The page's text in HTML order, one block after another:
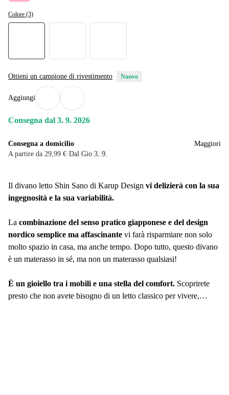
Colore (3)
Ottieni un campione di rivestimento Nuovo
Aggiungi
Consegna dal 3. 9. 2026
Consegna a domicilio
A partire da 29,99 €·Dal Gio 3. 9.
Maggiori
Il divano letto Shin Sano di Karup Design vi delizierà con la sua
ingegnosità e la sua variabilità.
La combinazione del senso pratico giapponese e del design
nordico semplice ma affascinante vi farà risparmiare non solo
molto spazio in casa, ma anche tempo. Dopo tutto, questo divano
è un materasso in sé, ma non un materasso qualsiasi!
È un gioiello tra i mobili e una stella del comfort. Scoprirete
presto che non avete bisogno di un letto classico per vivere,